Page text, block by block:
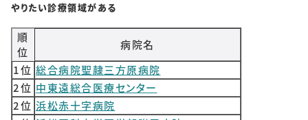
やりたい診療領域がある
順
位
病院名
1位 総合病院聖隷三方原病院
2位 中東遠総合医療センター
2位 浜松赤十字病院